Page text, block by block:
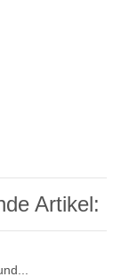
Artikel: